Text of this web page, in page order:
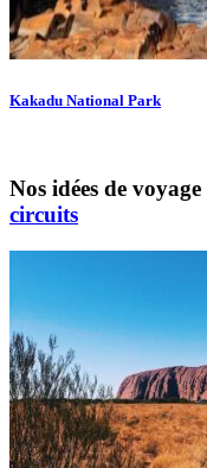
Kakadu National Park
Nos idées de
circuits